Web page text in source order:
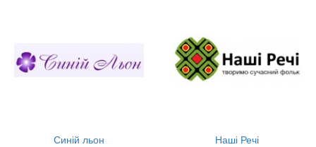
Синій льон Наші Речі